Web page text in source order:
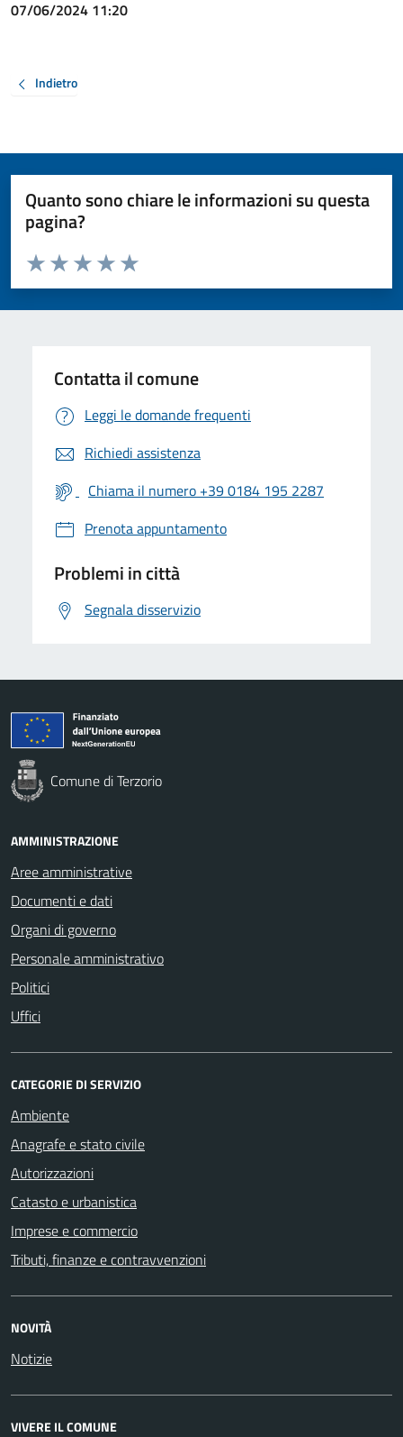
07/06/2024 11:20
Indietro
Quanto sono chiare le informazioni su questa
pagina?
Valuta da 1 a 5 stelle la pagina
Valuta 5 stelle su 5
Valuta 4 stelle su 5
Valuta 3 stelle su 5
Valuta 2 stelle su 5
Valuta 1 stelle su 5
Contatta il comune
Leggi le domande frequenti
Richiedi assistenza
Chiama il numero +39 0184 195 2287
Prenota appuntamento
Problemi in città
Segnala disservizio
Comune di Terzorio
AMMINISTRAZIONE
Aree amministrative
Documenti e dati
Organi di governo
Personale amministrativo
Politici
Uffici
CATEGORIE DI SERVIZIO
Ambiente
Anagrafe e stato civile
Autorizzazioni
Catasto e urbanistica
Imprese e commercio
Tributi, finanze e contravvenzioni
NOVITÀ
Notizie
VIVERE IL COMUNE